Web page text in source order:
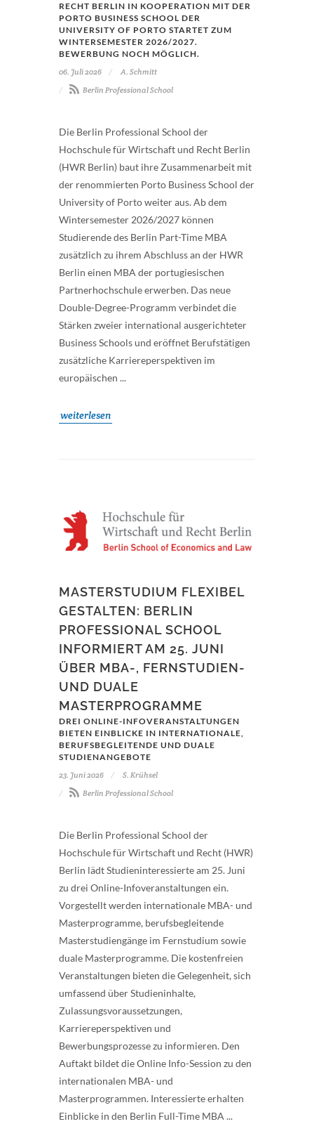
RECHT BERLIN IN KOOPERATION MIT DER
PORTO BUSINESS SCHOOL DER
UNIVERSITY OF PORTO STARTET ZUM
WINTERSEMESTER 2026/2027.
BEWERBUNG NOCH MÖGLICH.
06. Juli 2026
A. Schmitt
Berlin Professional School
Die Berlin Professional School der
Hochschule für Wirtschaft und Recht Berlin
(HWR Berlin) baut ihre Zusammenarbeit mit
der renommierten Porto Business School der
University of Porto weiter aus. Ab dem
Wintersemester 2026/2027 können
Studierende des Berlin Part-Time MBA
zusätzlich zu ihrem Abschluss an der HWR
Berlin einen MBA der portugiesischen
Partnerhochschule erwerben. Das neue
Double-Degree-Programm verbindet die
Stärken zweier international ausgerichteter
Business Schools und eröffnet Berufstätigen
zusätzliche Karriereperspektiven im
europäischen ...
weiterlesen
MASTERSTUDIUM FLEXIBEL
GESTALTEN: BERLIN
PROFESSIONAL SCHOOL
INFORMIERT AM 25. JUNI
ÜBER MBA-, FERNSTUDIEN-
UND DUALE
MASTERPROGRAMME
DREI ONLINE-INFOVERANSTALTUNGEN
BIETEN EINBLICKE IN INTERNATIONALE,
BERUFSBEGLEITENDE UND DUALE
STUDIENANGEBOTE
23. Juni 2026
S. Krühsel
Berlin Professional School
Die Berlin Professional School der
Hochschule für Wirtschaft und Recht (HWR)
Berlin lädt Studieninteressierte am 25. Juni
zu drei Online-Infoveranstaltungen ein.
Vorgestellt werden internationale MBA- und
Masterprogramme, berufsbegleitende
Masterstudiengänge im Fernstudium sowie
duale Masterprogramme. Die kostenfreien
Veranstaltungen bieten die Gelegenheit, sich
umfassend über Studieninhalte,
Zulassungsvoraussetzungen,
Karriereperspektiven und
Bewerbungsprozesse zu informieren. Den
Auftakt bildet die Online Info-Session zu den
internationalen MBA- und
Masterprogrammen. Interessierte erhalten
Einblicke in den Berlin Full-Time MBA ...